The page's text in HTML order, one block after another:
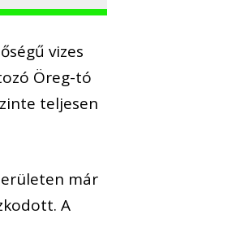
vizes
Öreg-tó
teljesen
már
A